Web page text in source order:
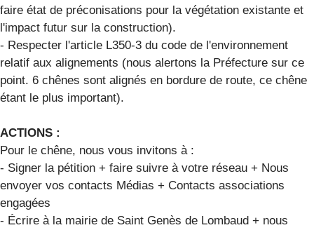
faire état de préconisations pour la végétation existante et
l'impact futur sur la construction).
- Respecter l'article L350-3 du code de l'environnement
relatif aux alignements (nous alertons la Préfecture sur ce
point. 6 chênes sont alignés en bordure de route, ce chêne
étant le plus important).
ACTIONS :
Pour le chêne, nous vous invitons à :
- Signer la pétition + faire suivre à votre réseau + Nous
envoyer vos contacts Médias + Contacts associations
engagées
- Écrire à la mairie de Saint Genès de Lombaud + nous